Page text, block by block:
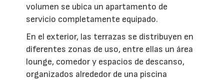
volumen se ubica un apartamento de
servicio completamente equipado.
En el exterior, las terrazas se distribuyen en
diferentes zonas de uso, entre ellas un área
lounge, comedor y espacios de descanso,
organizados alrededor de una piscina